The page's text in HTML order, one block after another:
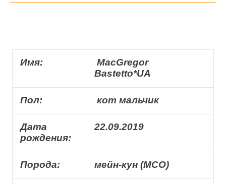
Имя:
MacGregor
Bastetto*UA
Пол: кот мальчик
Дата
рождения:
22.09.2019
Порода: мейн-кун (MCO)